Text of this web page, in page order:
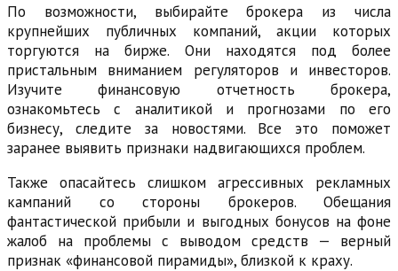
По возможности, выбирайте брокера из числа
крупнейших публичных компаний, акции которых
торгуются на бирже. Они находятся под более
пристальным вниманием регуляторов и инвесторов.
Изучите финансовую отчетность брокера,
ознакомьтесь с аналитикой и прогнозами по его
бизнесу, следите за новостями. Все это поможет
заранее выявить признаки надвигающихся проблем.
Также опасайтесь слишком агрессивных рекламных
кампаний со стороны брокеров. Обещания
фантастической прибыли и выгодных бонусов на фоне
жалоб на проблемы с выводом средств — верный
признак «финансовой пирамиды», близкой к краху.